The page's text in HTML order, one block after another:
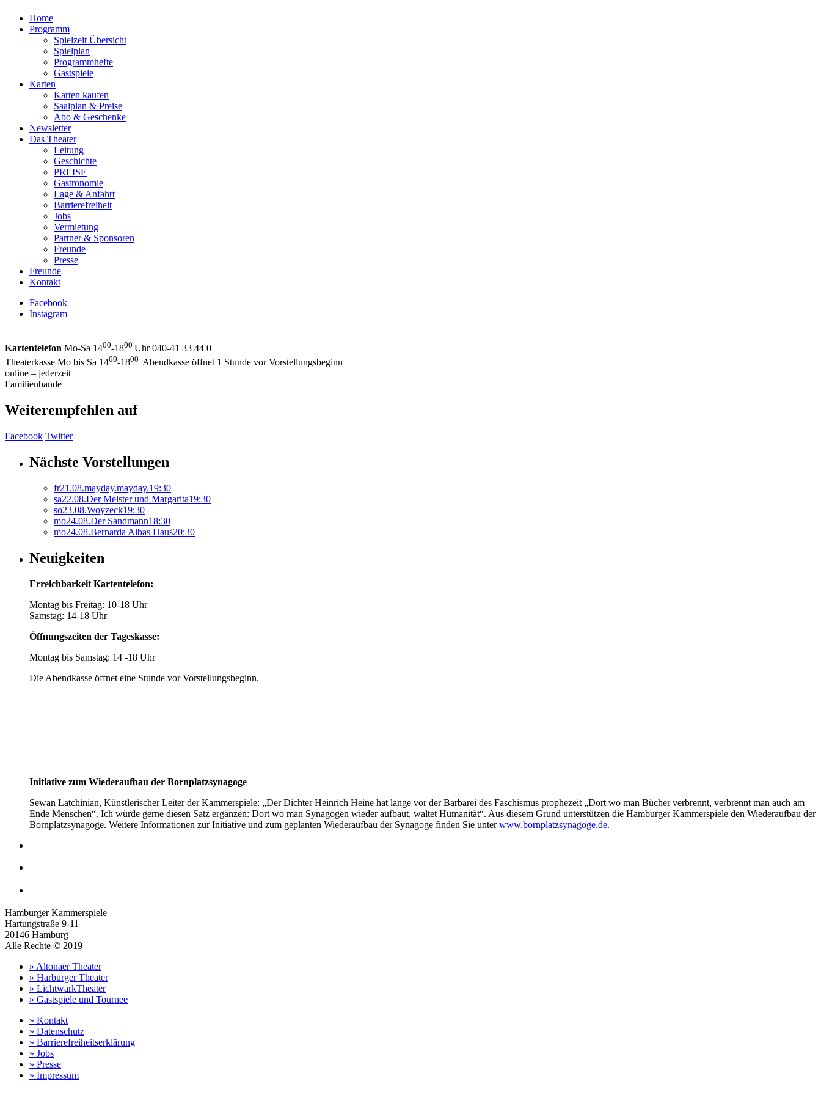
Home
Programm
Spielzeit Übersicht
Spielplan
Programmhefte
Gastspiele
Karten
Karten kaufen
Saalplan & Preise
Abo & Geschenke
Newsletter
Das Theater
Leitung
Geschichte
PREISE
Gastronomie
Lage & Anfahrt
Barrierefreiheit
Jobs
Vermietung
Partner & Sponsoren
Freunde
Presse
Freunde
Kontakt
Facebook
Instagram
Kartentelefon Mo-Sa 1400-1800 Uhr 040-41 33 44 0
Theaterkasse Mo bis Sa 1400-1800 Abendkasse öffnet 1 Stunde vor Vorstellungsbeginn
online – jederzeit
Familienbande
Weiterempfehlen auf
Facebook Twitter
Nächste Vorstellungen
fr21.08.mayday.mayday.19:30
sa22.08.Der Meister und Margarita19:30
so23.08.Woyzeck19:30
mo24.08.Der Sandmann18:30
mo24.08.Bernarda Albas Haus20:30
Neuigkeiten
Erreichbarkeit Kartentelefon:
Montag bis Freitag: 10-18 Uhr
Samstag: 14-18 Uhr
Öffnungszeiten der Tageskasse:
Montag bis Samstag: 14 -18 Uhr
Die Abendkasse öffnet eine Stunde vor Vorstellungsbeginn.
Initiative zum Wiederaufbau der Bornplatzsynagoge
Sewan Latchinian, Künstlerischer Leiter der Kammerspiele: „Der Dichter Heinrich Heine hat lange vor der Barbarei des Faschismus prophezeit „Dort wo man Bücher verbrennt, verbrennt man auch am
Ende Menschen“. Ich würde gerne diesen Satz ergänzen: Dort wo man Synagogen wieder aufbaut, waltet Humanität“. Aus diesem Grund unterstützen die Hamburger Kammerspiele den Wiederaufbau der
Bornplatzsynagoge. Weitere Informationen zur Initiative und zum geplanten Wiederaufbau der Synagoge finden Sie unterwww.bornplatzsynagoge.de.
Hamburger Kammerspiele
Hartungstraße 9-11
20146 Hamburg
Alle Rechte © 2019
» Altonaer Theater
» Harburger Theater
» LichtwarkTheater
» Gastspiele und Tournee
» Kontakt
» Datenschutz
» Barrierefreiheitserklärung
» Jobs
» Presse
» Impressum